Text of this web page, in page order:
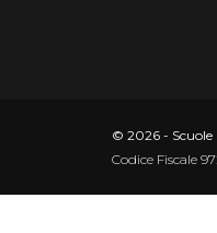
© 2026 - Scuole
Codice Fiscale